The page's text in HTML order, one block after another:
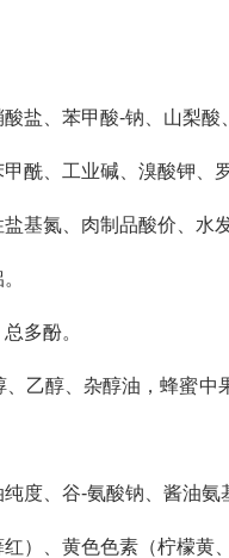
盐、苯甲酸-钠、山梨酸
酰、工业碱、溴酸钾、
基氮、肉制品酸价、水
多酚。
乙醇、杂醇油，蜂蜜
度、谷-氨酸钠、酱油
）、黄色色素（柠檬黄